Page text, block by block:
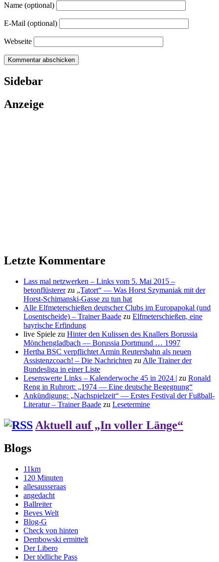
Name (optional)
E-Mail (optional)
Webseite
Sidebar
Anzeige
Letzte Kommentare
Lass mal netzwerken – Links vom 5. Mai 2015 –
betonflüstererzu „Tatort“ — Was Horst Szymaniak mit der
Horst-Schimanski-Gasse zu tun hat
Alle Elfmeterschießen deutscher Clubs im Europapokal (und
Losentscheide) – Trainer Baade zu Elfmeterschießen, eine
bayrische Erfindung
live Spiele zu Hinter den Kulissen des Knallers Borussia
Mönchengladbach — Borussia Dortmund … 1997
Hertha BSC verpflichtet Armin Reutershahn als neuen
Assistenzcoach! – Die Nachrichten zu Alle Trainer der
Bundesliga in einer Liste
Lesenswerte Links – Kalenderwoche 45 in 2024 | zu Ronald
Reng in Ruhrort: „1974 — Eine deutsche Begegnung“
Ankündigung: „Nachspielzeit“ — Erstes Festival der Fußball-
Literatur – Trainer Baade zu Lesetermine
Aktuell auf „In voller Länge“
Blogs
11km
120 Minuten
allesausseraas
angedacht
Ballreiter
Beves Welt
Blog-G
Check von hinten
Dembowski ermittelt
Der Libero
Der tödliche Pass